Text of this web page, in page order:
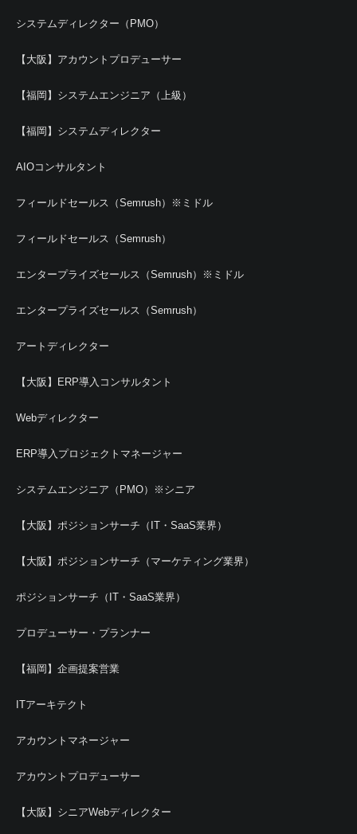
システムディレクター（PMO）
【大阪】アカウントプロデューサー
【福岡】システムエンジニア（上級）
【福岡】システムディレクター
AIOコンサルタント
フィールドセールス（Semrush）※ミドル
フィールドセールス（Semrush）
エンタープライズセールス（Semrush）※ミドル
エンタープライズセールス（Semrush）
アートディレクター
【大阪】ERP導入コンサルタント
Webディレクター
ERP導入プロジェクトマネージャー
システムエンジニア（PMO）※シニア
【大阪】ポジションサーチ（IT・SaaS業界）
【大阪】ポジションサーチ（マーケティング業界）
ポジションサーチ（IT・SaaS業界）
プロデューサー・プランナー
【福岡】企画提案営業
ITアーキテクト
アカウントマネージャー
アカウントプロデューサー
【大阪】シニアWebディレクター